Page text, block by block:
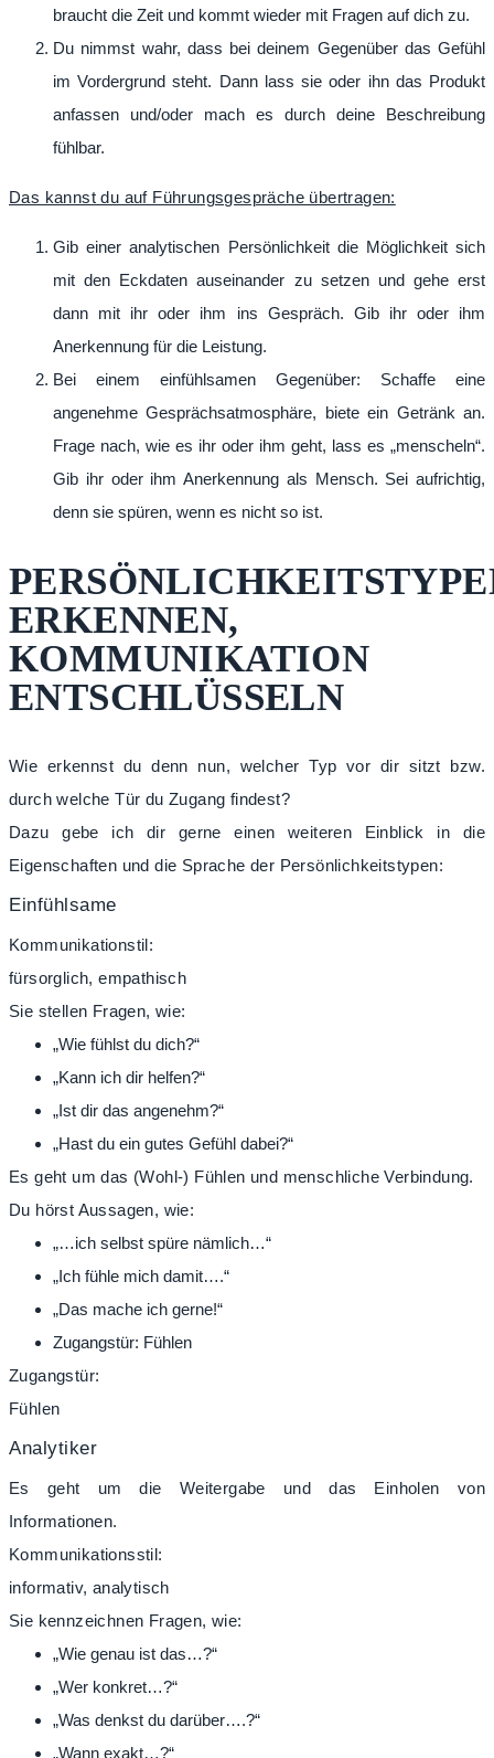
braucht die Zeit und kommt wieder mit Fragen auf dich zu.
Du nimmst wahr, dass bei deinem Gegenüber das Gefühl
im Vordergrund steht. Dann lass sie oder ihn das Produkt
anfassen und/oder mach es durch deine Beschreibung
fühlbar.
Das kannst du auf Führungsgespräche übertragen:
Gib einer analytischen Persönlichkeit die Möglichkeit sich
mit den Eckdaten auseinander zu setzen und gehe erst
dann mit ihr oder ihm ins Gespräch. Gib ihr oder ihm
Anerkennung für die Leistung.
Bei einem einfühlsamen Gegenüber: Schaffe eine
angenehme Gesprächsatmosphäre, biete ein Getränk an.
Frage nach, wie es ihr oder ihm geht, lass es „menscheln“.
Gib ihr oder ihm Anerkennung als Mensch. Sei aufrichtig,
denn sie spüren, wenn es nicht so ist.
ERKENNEN,
KOMMUNIKATION
ENTSCHLÜSSELN
Wie erkennst du denn nun, welcher Typ vor dir sitzt bzw.
durch welche Tür du Zugang findest?
Dazu gebe ich dir gerne einen weiteren Einblick in die
Eigenschaften und die Sprache der Persönlichkeitstypen:
Einfühlsame
Kommunikationstil:
fürsorglich, empathisch
Sie stellen Fragen, wie:
„Wie fühlst du dich?“
„Kann ich dir helfen?“
„Ist dir das angenehm?“
„Hast du ein gutes Gefühl dabei?“
Es geht um das (Wohl-) Fühlen und menschliche Verbindung.
Du hörst Aussagen, wie:
„…ich selbst spüre nämlich…“
„Ich fühle mich damit….“
„Das mache ich gerne!“
Zugangstür: Fühlen
Zugangstür:
Fühlen
Analytiker
Es geht um die Weitergabe und das Einholen von
Informationen.
Kommunikationsstil:
informativ, analytisch
Sie kennzeichnen Fragen, wie:
„Wie genau ist das…?“
„Wer konkret…?“
„Was denkst du darüber….?“
„Wann exakt…?“